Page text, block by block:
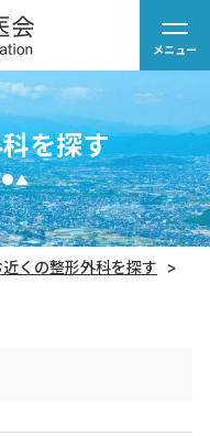
を探す
近くの整形外科を探す